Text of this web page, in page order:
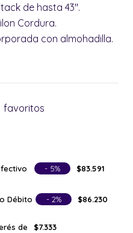
de hasta 43".
Cordura.
con almohadilla.
favoritos
- 5% $83.591
Débito - 2% $86.230
de $7.333